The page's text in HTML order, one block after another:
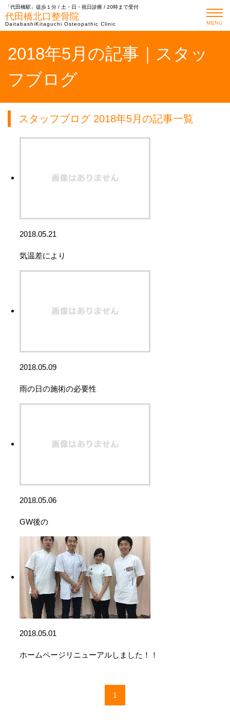
「代田橋駅」徒歩１分 / 土・日・祝日診療 / 20時まで受付
代田橋北口整骨院
DaitabashiKitaguchi Osteopathic Clinic MENU
2018年5月の記事｜スタッ
フブログ
スタッフブログ 2018年5月の記事一覧
2018.05.21
気温差により
2018.05.09
雨の日の施術の必要性
2018.05.06
GW後の
2018.05.01
ホームページリニューアルしました！！
1